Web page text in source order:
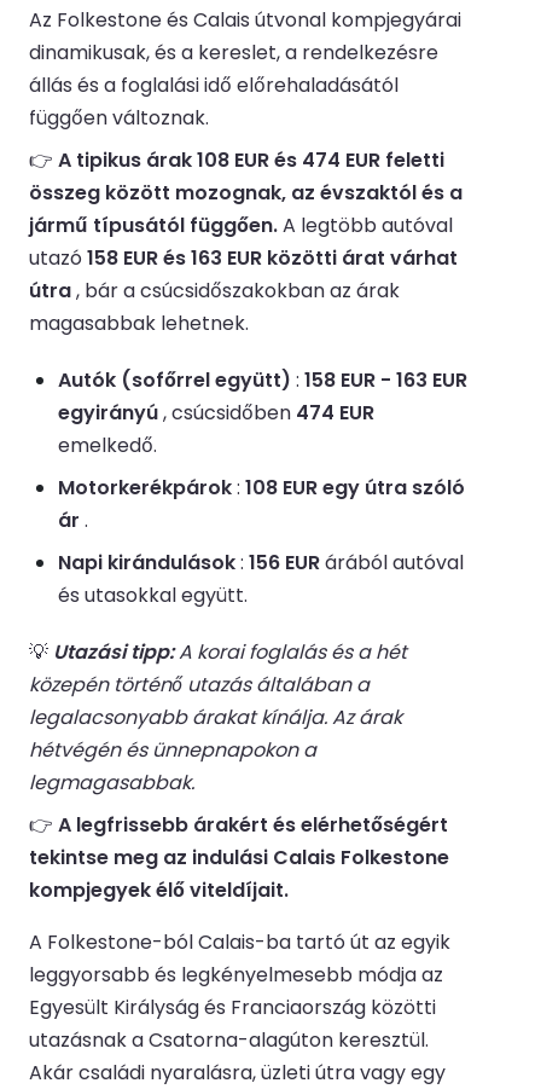
Az Folkestone és Calais útvonal kompjegyárai
dinamikusak, és a kereslet, a rendelkezésre
állás és a foglalási idő előrehaladásától
függően változnak.
👉 A tipikus árak 108 EUR és 474 EUR feletti
összeg között mozognak, az évszaktól és a
jármű típusától függően.A legtöbb autóval
utazó 158 EUR és 163 EUR közötti árat várhat
útra, bár a csúcsidőszakokban az árak
magasabbak lehetnek.
Autók (sofőrrel együtt) : 158 EUR - 163 EUR
egyirányú, csúcsidőben 474 EUR
emelkedő.
Motorkerékpárok: 108 EUR egy útra szóló
ár .
Napi kirándulások: 156 EURárából autóval
és utasokkal együtt.
💡 Utazási tipp:A korai foglalás és a hét
közepén történő utazás általában a
legalacsonyabb árakat kínálja. Az árak
hétvégén és ünnepnapokon a
legmagasabbak.
👉 A legfrissebb árakért és elérhetőségért
tekintse meg az indulási Calais Folkestone
kompjegyek élő viteldíjait.
A Folkestone-ból Calais-ba tartó út az egyik
leggyorsabb és legkényelmesebb módja az
Egyesült Királyság és Franciaország közötti
utazásnak a Csatorna-alagúton keresztül.
Akár családi nyaralásra, üzleti útra vagy egy